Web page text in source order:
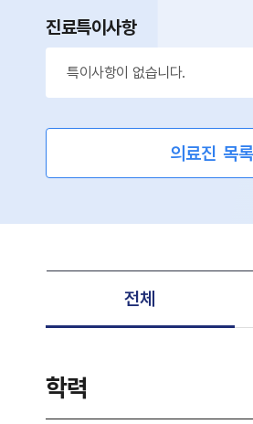
진료특이사항
특이사항이 없습니다.
의료진 목록
전체
학력